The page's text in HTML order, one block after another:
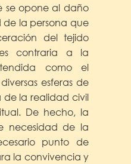
se opone al daño
la persona que
del tejido
contraria a la
como el
esferas de
la realidad civil
De hecho, la
necesidad de la
punto de
la convivencia y